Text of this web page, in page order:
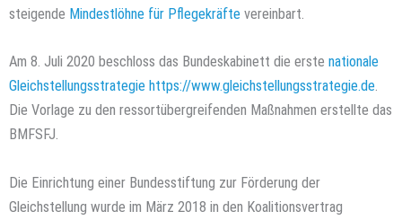
steigende Mindestlöhne für Pflegekräfte vereinbart.
Am 8. Juli 2020 beschloss das Bundeskabinett die erste nationale
Gleichstellungsstrategie https://www.gleichstellungsstrategie.de.
Die Vorlage zu den ressortübergreifenden Maßnahmen erstellte das
BMFSFJ.
Die Einrichtung einer Bundesstiftung zur Förderung der
Gleichstellung wurde im März 2018 in den Koalitionsvertrag